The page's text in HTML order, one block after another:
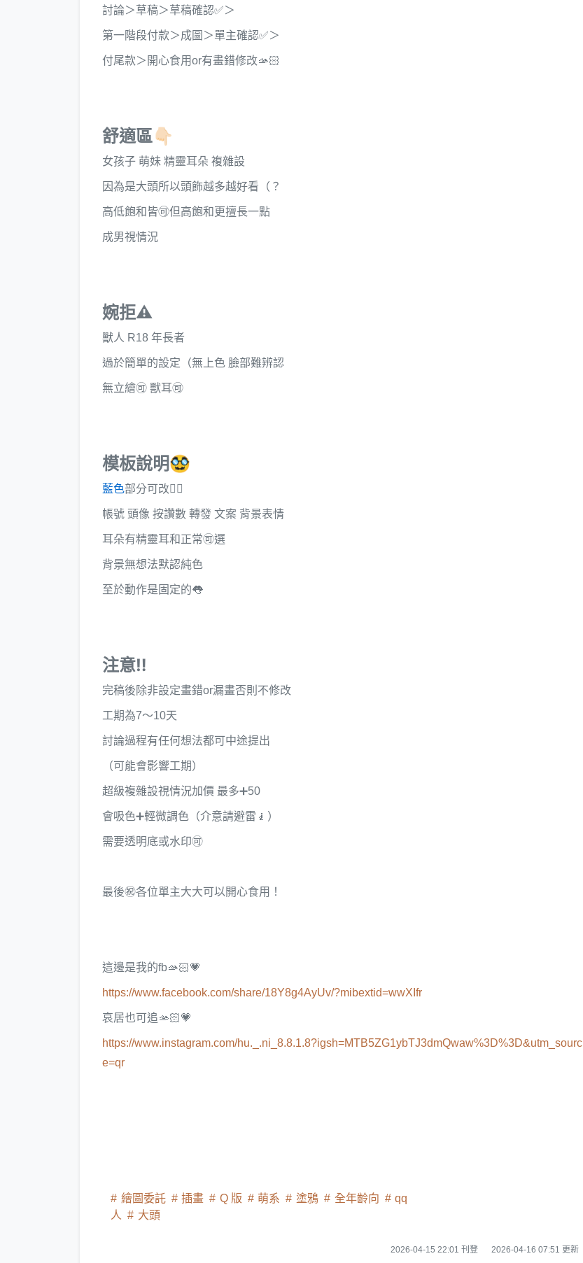
討論＞草稿＞草稿確認✅＞
第一階段付款＞成圖＞單主確認✅＞
付尾款＞開心食用or有畫錯修改🫴🏻
舒適區👇🏻
女孩子 萌妹 精靈耳朵 複雜設
因為是大頭所以頭飾越多越好看（？
高低飽和皆🉑但高飽和更擅長一點
成男視情況
婉拒⚠️
獸人 R18 年長者
過於簡單的設定（無上色 臉部難辨認
無立繪🉑 獸耳🉑
模板說明🥸
藍色部分可改👇🏻
帳號 頭像 按讚數 轉發 文案 背景表情
耳朵有精靈耳和正常🉑選
背景無想法默認純色
至於動作是固定的👅
注意‼️
完稿後除非設定畫錯or漏畫否則不修改
工期為7～10天
討論過程有任何想法都可中途提出
（可能會影響工期）
超級複雜設視情況加價 最多➕50
會吸色➕輕微調色（介意請避雷🧎）
需要透明底或水印🉑
最後㊗️各位單主大大可以開心食用！
這邊是我的fb🫴🏻💗
https://www.facebook.com/share/18Y8g4AyUv/?mibextid=wwXIfr
哀居也可追🫴🏻💗
https://www.instagram.com/hu._.ni_8.8.1.8?igsh=MTB5ZG1ybTJ3dmQwaw%3D%3D&utm_sourc
e=qr
繪圖委託 插畫 Q 版 萌系 塗鴉 全年齡向
qq
人
大頭
2026-04-15 22:01 刊登 2026-04-16 07:51 更新